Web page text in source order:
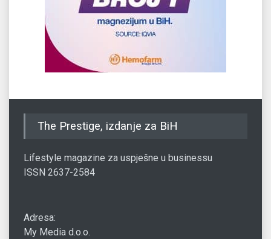
The Prestige, izdanje za BiH
Lifestyle magazine za uspješne u businessu
ISSN 2637-2584
Adresa:
My Media d.o.o.